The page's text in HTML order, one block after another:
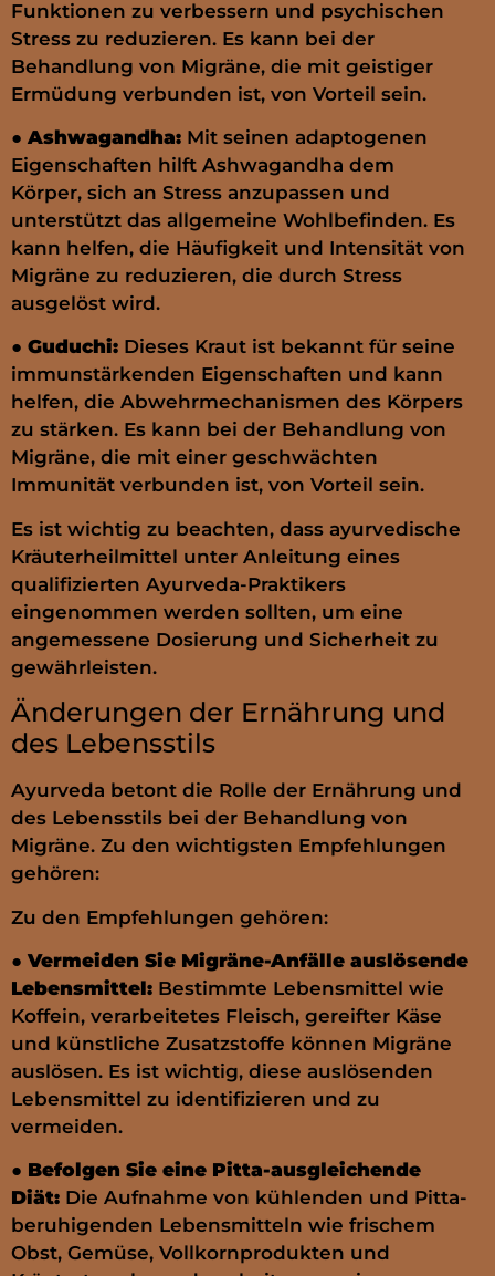
Funktionen zu verbessern und psychischen
Stress zu reduzieren. Es kann bei der
Behandlung von Migräne, die mit geistiger
Ermüdung verbunden ist, von Vorteil sein.
● Ashwagandha: Mit seinen adaptogenen
Eigenschaften hilft Ashwagandha dem
Körper, sich an Stress anzupassen und
unterstützt das allgemeine Wohlbefinden. Es
kann helfen, die Häufigkeit und Intensität von
Migräne zu reduzieren, die durch Stress
ausgelöst wird.
● Guduchi: Dieses Kraut ist bekannt für seine
immunstärkenden Eigenschaften und kann
helfen, die Abwehrmechanismen des Körpers
zu stärken. Es kann bei der Behandlung von
Migräne, die mit einer geschwächten
Immunität verbunden ist, von Vorteil sein.
Es ist wichtig zu beachten, dass ayurvedische
Kräuterheilmittel unter Anleitung eines
qualifizierten Ayurveda-Praktikers
eingenommen werden sollten, um eine
angemessene Dosierung und Sicherheit zu
gewährleisten.
Änderungen der Ernährung und
des Lebensstils
Ayurveda betont die Rolle der Ernährung und
des Lebensstils bei der Behandlung von
Migräne. Zu den wichtigsten Empfehlungen
gehören:
Zu den Empfehlungen gehören:
● Vermeiden Sie Migräne-Anfälle auslösende
Lebensmittel: Bestimmte Lebensmittel wie
Koffein, verarbeitetes Fleisch, gereifter Käse
und künstliche Zusatzstoffe können Migräne
auslösen. Es ist wichtig, diese auslösenden
Lebensmittel zu identifizieren und zu
vermeiden.
● Befolgen Sie eine Pitta-ausgleichende
Diät: Die Aufnahme von kühlenden und Pitta-
beruhigenden Lebensmitteln wie frischem
Obst, Gemüse, Vollkornprodukten und